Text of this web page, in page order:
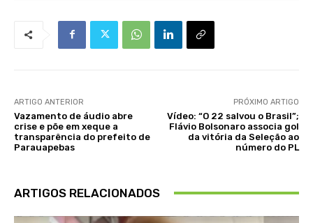
ARTIGO ANTERIOR
Vazamento de áudio abre
crise e põe em xeque a
transparência do prefeito de
Parauapebas
PRÓXIMO ARTIGO
Vídeo: “O 22 salvou o Brasil”;
Flávio Bolsonaro associa gol
da vitória da Seleção ao
número do PL
ARTIGOS RELACIONADOS